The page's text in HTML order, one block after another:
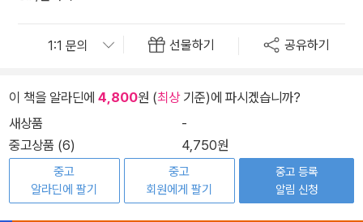
선물하기 공유하기
이 책을 알라딘에 4,800원 (최상기준)에 파시겠습니까?
새상품
-
중고상품 (6)
4,750원
중고
알라딘에 팔기
중고
회원에게 팔기
중고 등록
알림 신청